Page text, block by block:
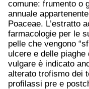
comune: frumento o
annuale
Poaceae. L’estratto
farmacologie per le
pelle che vengono
ulcere e delle
vulgare è indicato
alterato trofismo dei
profilassi pre e